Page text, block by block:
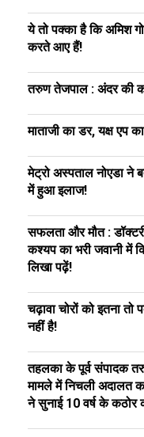
ये तो पक्का है कि अमिश
करते आए हैं!
तरुण तेजपाल : अंदर की
माताजी का डर, यक्ष एप
मेट्रो अस्पताल नोएडा ने
में हुआ इलाज!
सफलता और मौत :
कश्यप का भरी जवानी
लिखा पढ़ें!
चढ़ावा चोरों को इतना तो
नहीं है!
तहलका के पूर्व संपादक
मामले में निचली अदालत
ने सुनाई 10 वर्ष के कठोर